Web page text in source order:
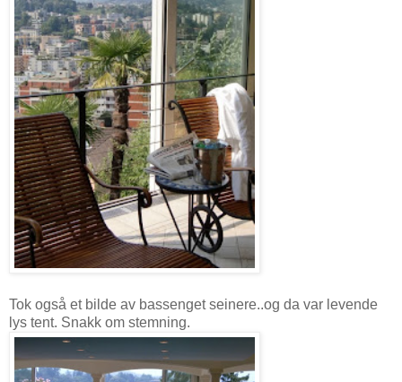
Tok også et bilde av bassenget seinere..og da var levende
lys tent. Snakk om stemning.